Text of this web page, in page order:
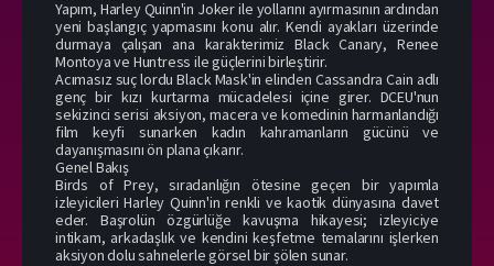
Yapım, Harley Quinn'in Joker ile yollarını ayırmasının ardından
yeni başlangıç yapmasını konu alır. Kendi ayakları üzerinde
durmaya çalışan ana karakterimiz Black Canary, Renee
Montoya ve Huntress ile güçlerini birleştirir.
Acımasız suç lordu Black Mask'in elinden Cassandra Cain adlı
genç bir kızı kurtarma mücadelesi içine girer. DCEU'nun
sekizinci serisi aksiyon, macera ve komedinin harmanlandığı
film keyfi sunarken kadın kahramanların gücünü ve
dayanışmasını ön plana çıkarır.
Genel Bakış
Birds of Prey, sıradanlığın ötesine geçen bir yapımla
izleyicileri Harley Quinn'in renkli ve kaotik dünyasına davet
eder. Başrolün özgürlüğe kavuşma hikayesi; izleyiciye
intikam, arkadaşlık ve kendini keşfetme temalarını işlerken
aksiyon dolu sahnelerle görsel bir şölen sunar.